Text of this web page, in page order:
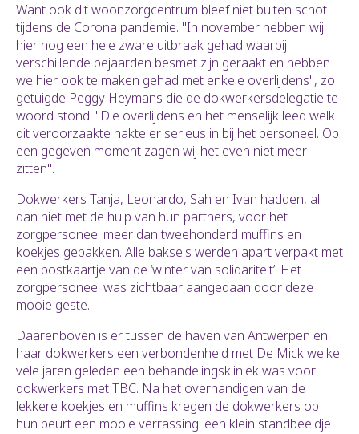
Want ook dit woonzorgcentrum bleef niet buiten schot
tijdens de Corona pandemie. "In november hebben wij
hier nog een hele zware uitbraak gehad waarbij
verschillende bejaarden besmet zijn geraakt en hebben
we hier ook te maken gehad met enkele overlijdens", zo
getuigde Peggy Heymans die de dokwerkersdelegatie te
woord stond. "Die overlijdens en het menselijk leed welk
dit veroorzaakte hakte er serieus in bij het personeel. Op
een gegeven moment zagen wij het even niet meer
zitten".
Dokwerkers Tanja, Leonardo, Sah en Ivan hadden, al
dan niet met de hulp van hun partners, voor het
zorgpersoneel meer dan tweehonderd muffins en
koekjes gebakken. Alle baksels werden apart verpakt met
een postkaartje van de ‘winter van solidariteit’. Het
zorgpersoneel was zichtbaar aangedaan door deze
mooie geste.
Daarenboven is er tussen de haven van Antwerpen en
haar dokwerkers een verbondenheid met De Mick welke
vele jaren geleden een behandelingskliniek was voor
dokwerkers met TBC. Na het overhandigen van de
lekkere koekjes en muffins kregen de dokwerkers op
hun beurt een mooie verrassing: een klein standbeeldje